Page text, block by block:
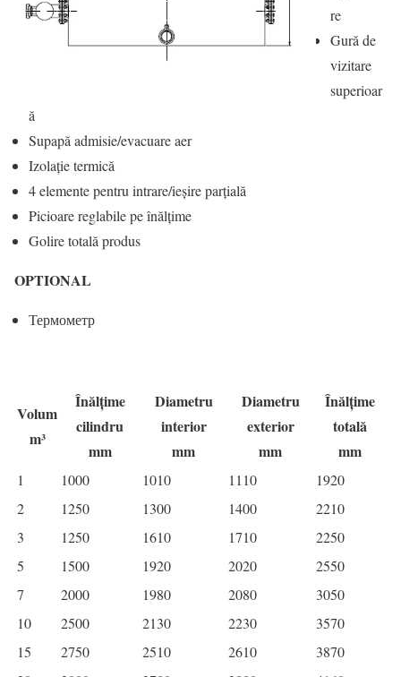
re
Gură de
vizitare
superioar
ă
Supapă admisie/evacuare aer
Izolație termică
4 elemente pentru intrare/ieșire parțială
Picioare reglabile pe înălțime
Golire totală produs
OPTIONAL
Термометр
Volum
m³
Înălțime
cilindru
mm
Diametru
interior
mm
Diametru
exterior
mm
Înălțime
totală
mm
1 1000 1010 1110
1920
2
1250 1300 1400
2210
3
1250 1610 1710
2250
5
1500 1920 2020
2550
7
2000 1980 2080
3050
10
2500 2130 2230
3570
15
2750 2510 2610
3870